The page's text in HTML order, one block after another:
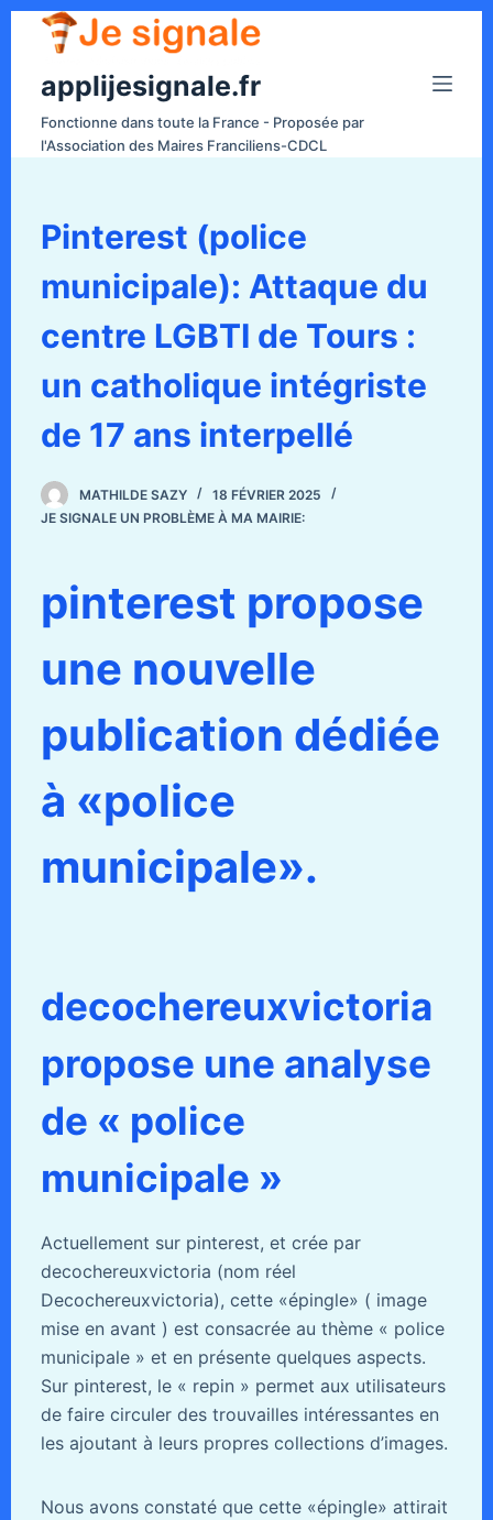
applijesignale.fr
Fonctionne dans toute la France - Proposée par
l'Association des Maires Franciliens-CDCL
Pinterest (police
municipale): Attaque du
centre LGBTI de Tours :
un catholique intégriste
de 17 ans interpellé
MATHILDE SAZY
18 FÉVRIER 2025
JE SIGNALE UN PROBLÈME À MA MAIRIE:
pinterest propose
une nouvelle
publication dédiée
à «police
municipale».
decochereuxvictoria
propose une analyse
de « police
municipale »
Actuellement sur pinterest, et crée par
decochereuxvictoria (nom réel
Decochereuxvictoria), cette «épingle» ( image
mise en avant ) est consacrée au thème « police
municipale » et en présente quelques aspects.
Sur pinterest, le « repin » permet aux utilisateurs
de faire circuler des trouvailles intéressantes en
les ajoutant à leurs propres collections d’images.
Nous avons constaté que cette «épingle» attirait